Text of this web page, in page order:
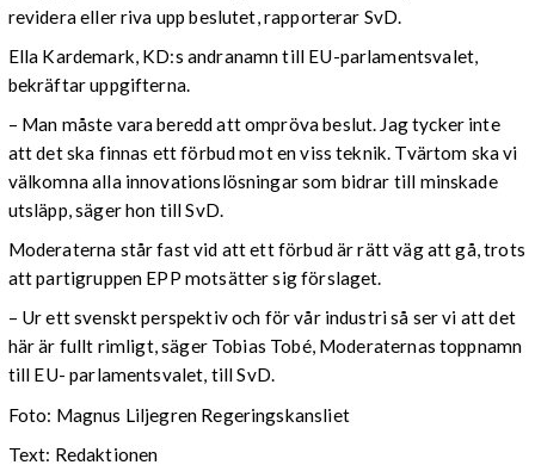
revidera eller riva upp beslutet, rapporterar SvD.
Ella Kardemark, KD:s andranamn till EU-parlamentsvalet,
bekräftar uppgifterna.
– Man måste vara beredd att ompröva beslut. Jag tycker inte
att det ska finnas ett förbud mot en viss teknik. Tvärtom ska vi
välkomna alla innovationslösningar som bidrar till minskade
utsläpp, säger hon till SvD.
Moderaterna står fast vid att ett förbud är rätt väg att gå, trots
att partigruppen EPP motsätter sig förslaget.
– Ur ett svenskt perspektiv och för vår industri så ser vi att det
här är fullt rimligt, säger Tobias Tobé, Moderaternas toppnamn
till EU- parlamentsvalet, till SvD.
Foto: Magnus Liljegren Regeringskansliet
Text: Redaktionen